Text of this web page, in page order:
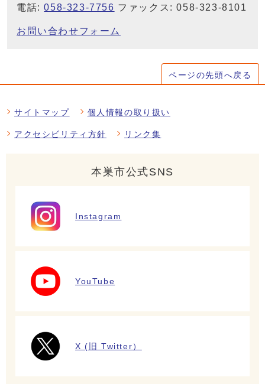
電話:058-323-7756 ファックス: 058-323-8101
お問い合わせフォーム
ページの先頭へ戻る
サイトマップ 個人情報の取り扱い
アクセシビリティ方針 リンク集
本巣市公式SNS
Instagram
YouTube
X (旧 Twitter）